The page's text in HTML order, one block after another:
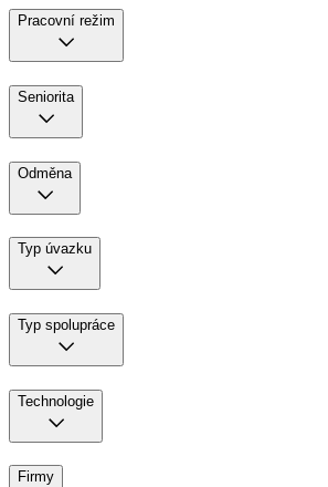
Pracovní režim
Seniorita
Odměna
Typ úvazku
Typ spolupráce
Technologie
Firmy